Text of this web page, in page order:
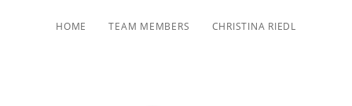
HOME TEAM MEMBERS CHRISTINA RIEDL